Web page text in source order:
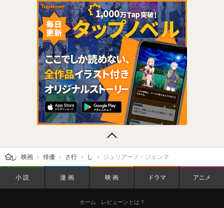
レビューン トップ
映画 俳優 さ行 し ジュリアーノ・ジェンマ
小説 漫画 映画 ドラマ アニメ
ホーム レビューンとは？